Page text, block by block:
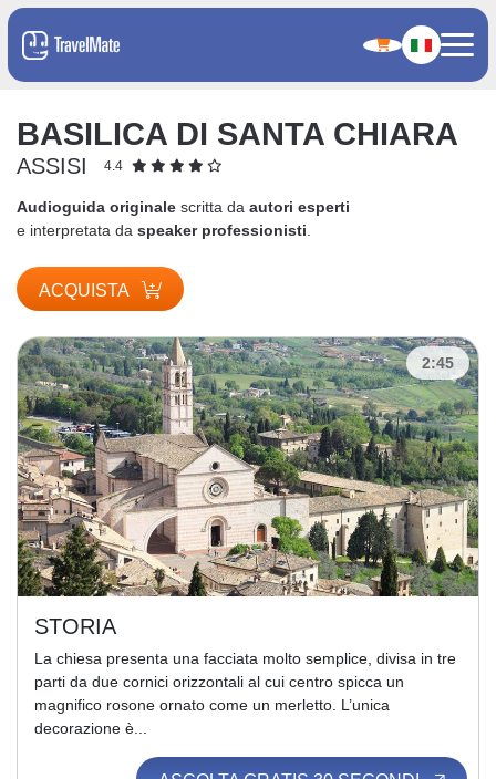
BASILICA DI SANTA CHIARA
ASSISI 4.4
Audioguida originale scritta da autori esperti
e interpretata da speaker professionisti
ACQUISTA
2:45
STORIA
La chiesa presenta una facciata molto semplice, divisa in tre
parti da due cornici orizzontali al cui centro spicca un
magnifico rosone ornato come un merletto. L’unica
decorazione è...